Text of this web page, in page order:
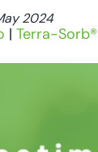
2024
| Terra-Sorb®